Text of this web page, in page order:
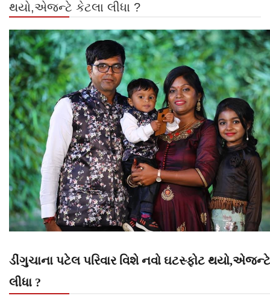
થયો,એજન્ટે કેટલા લીધા ?
ડીંગુચાના પટેલ પરિવાર વિશે નવો ઘટસ્ફોટ
લીધા ?